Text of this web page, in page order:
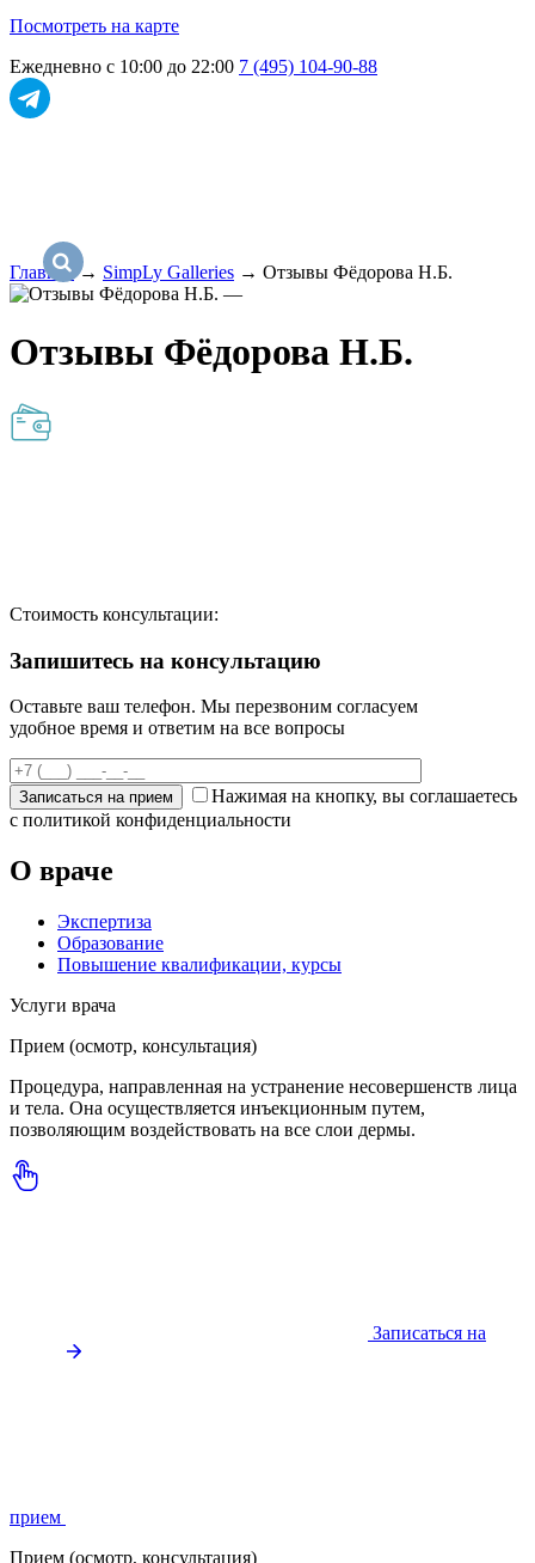
Посмотреть на карте
Ежедневно с 10:00 до 22:00 7 (495) 104-90-88
Главная → SimpLy Galleries → Отзывы Фёдорова Н.Б.
Отзывы Фёдорова Н.Б.
Стоимость консультации:
Запишитесь на консультацию
Оставьте ваш телефон. Мы перезвоним согласуем
удобное время и ответим на все вопросы
Нажимая на кнопку, вы соглашаетесь
с политикой конфиденциальности
О враче
Экспертиза
Образование
Повышение квалификации, курсы
Услуги врача
Прием (осмотр, консультация)
Процедура, направленная на устранение несовершенств лица
и тела. Она осуществляется инъекционным путем,
позволяющим воздействовать на все слои дермы.
Записаться на
прием
Прием (осмотр, консультация)